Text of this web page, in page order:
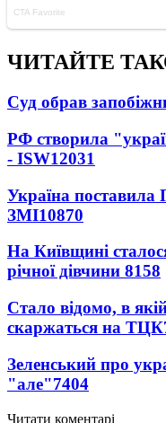
ЧИТАЙТЕ
Суд обрав
РФ створила
- ISW12031
Україна поставила
ЗМІ10870
На Київщині
річної дівчини 8158
Стало відомо, в
скаржаться на ТЦК
Зеленський про
"але"7404
Читати коментарі